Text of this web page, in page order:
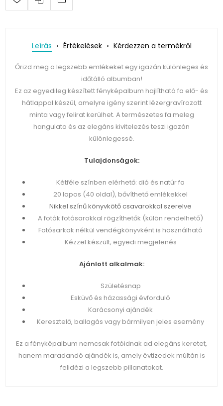
Leírás Értékelések Kérdezzen a termékről
Őrizd meg a legszebb emlékeket egy igazán különleges és
időtálló albumban!
Ez az egyedileg készített fényképalbum hajlítható fa elő- és
hátlappal készül, amelyre igény szerint lézergravírozott
minta vagy felirat kerülhet. A természetes fa meleg
hangulata és az elegáns kivitelezés teszi igazán
különlegessé.
Tulajdonságok:
Kétféle színben elérhető: dió és natúr fa
20 lapos (40 oldal), bővíthető emlékekkel
Nikkel színű könyvkötő csavarokkal szerelve
A fotók fotósarokkal rögzíthetők (külön rendelhető)
Fotósarkak nélkül vendégkönyvként is használható
Kézzel készült, egyedi megjelenés
Ajánlott alkalmak:
Születésnap
Esküvő és házassági évforduló
Karácsonyi ajándék
Keresztelő, ballagás vagy bármilyen jeles esemény
Ez a fényképalbum nemcsak fotóidnak ad elegáns keretet,
hanem maradandó ajándék is, amely évtizedek múltán is
felidézi a legszebb pillanatokat.